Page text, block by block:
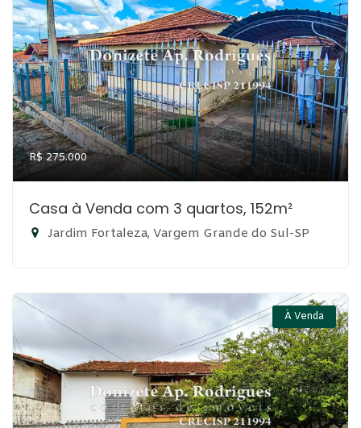
R$ 275.000
Casa à Venda com 3 quartos, 152m²
Jardim Fortaleza, Vargem Grande do Sul-SP
À Venda